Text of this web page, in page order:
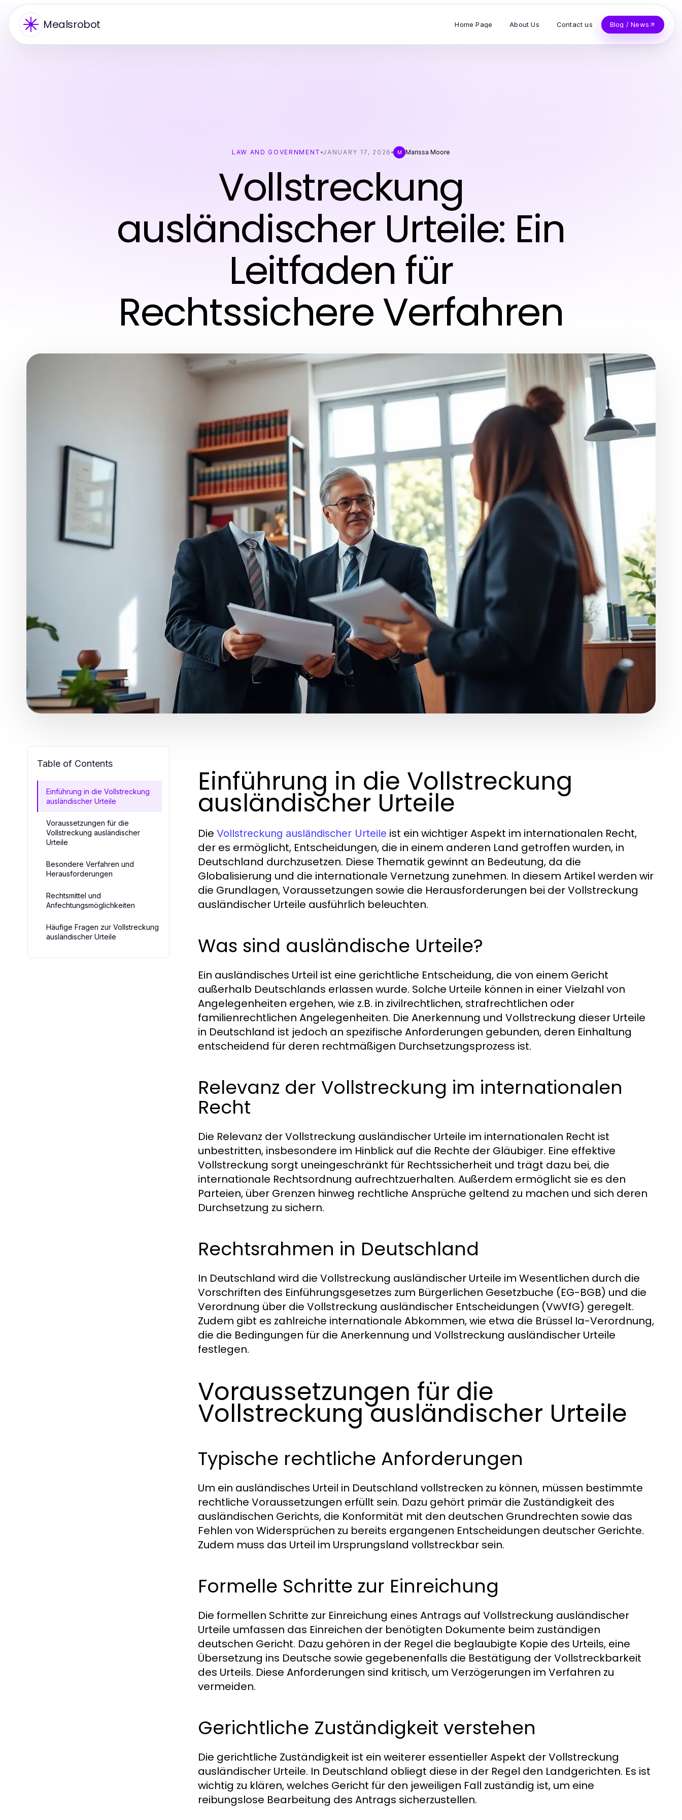
Mealsrobot Home Page About Us Contact us Blog / News
LAW AND GOVERNMENT JANUARY 17, 2026 M Marissa Moore
Vollstreckung
ausländischer Urteile: Ein
Leitfaden für
Rechtssichere Verfahren
Table of Contents
Einführung in die Vollstreckung
ausländischer Urteile
Voraussetzungen für die
Vollstreckung ausländischer
Urteile
Besondere Verfahren und
Herausforderungen
Rechtsmittel und
Anfechtungsmöglichkeiten
Häufige Fragen zur Vollstreckung
ausländischer Urteile
Einführung in die Vollstreckung
ausländischer Urteile
Die Vollstreckung ausländischer Urteile ist ein wichtiger Aspekt im internationalen Recht,
der es ermöglicht, Entscheidungen, die in einem anderen Land getroffen wurden, in
Deutschland durchzusetzen. Diese Thematik gewinnt an Bedeutung, da die
Globalisierung und die internationale Vernetzung zunehmen. In diesem Artikel werden wir
die Grundlagen, Voraussetzungen sowie die Herausforderungen bei der Vollstreckung
ausländischer Urteile ausführlich beleuchten.
Was sind ausländische Urteile?
Ein ausländisches Urteil ist eine gerichtliche Entscheidung, die von einem Gericht
außerhalb Deutschlands erlassen wurde. Solche Urteile können in einer Vielzahl von
Angelegenheiten ergehen, wie z.B. in zivilrechtlichen, strafrechtlichen oder
familienrechtlichen Angelegenheiten. Die Anerkennung und Vollstreckung dieser Urteile
in Deutschland ist jedoch an spezifische Anforderungen gebunden, deren Einhaltung
entscheidend für deren rechtmäßigen Durchsetzungsprozess ist.
Relevanz der Vollstreckung im internationalen
Recht
Die Relevanz der Vollstreckung ausländischer Urteile im internationalen Recht ist
unbestritten, insbesondere im Hinblick auf die Rechte der Gläubiger. Eine effektive
Vollstreckung sorgt uneingeschränkt für Rechtssicherheit und trägt dazu bei, die
internationale Rechtsordnung aufrechtzuerhalten. Außerdem ermöglicht sie es den
Parteien, über Grenzen hinweg rechtliche Ansprüche geltend zu machen und sich deren
Durchsetzung zu sichern.
Rechtsrahmen in Deutschland
In Deutschland wird die Vollstreckung ausländischer Urteile im Wesentlichen durch die
Vorschriften des Einführungsgesetzes zum Bürgerlichen Gesetzbuche (EG-BGB) und die
Verordnung über die Vollstreckung ausländischer Entscheidungen (VwVfG) geregelt.
Zudem gibt es zahlreiche internationale Abkommen, wie etwa die Brüssel Ia-Verordnung,
die die Bedingungen für die Anerkennung und Vollstreckung ausländischer Urteile
festlegen.
Voraussetzungen für die
Vollstreckung ausländischer Urteile
Typische rechtliche Anforderungen
Um ein ausländisches Urteil in Deutschland vollstrecken zu können, müssen bestimmte
rechtliche Voraussetzungen erfüllt sein. Dazu gehört primär die Zuständigkeit des
ausländischen Gerichts, die Konformität mit den deutschen Grundrechten sowie das
Fehlen von Widersprüchen zu bereits ergangenen Entscheidungen deutscher Gerichte.
Zudem muss das Urteil im Ursprungsland vollstreckbar sein.
Formelle Schritte zur Einreichung
Die formellen Schritte zur Einreichung eines Antrags auf Vollstreckung ausländischer
Urteile umfassen das Einreichen der benötigten Dokumente beim zuständigen
deutschen Gericht. Dazu gehören in der Regel die beglaubigte Kopie des Urteils, eine
Übersetzung ins Deutsche sowie gegebenenfalls die Bestätigung der Vollstreckbarkeit
des Urteils. Diese Anforderungen sind kritisch, um Verzögerungen im Verfahren zu
vermeiden.
Gerichtliche Zuständigkeit verstehen
Die gerichtliche Zuständigkeit ist ein weiterer essentieller Aspekt der Vollstreckung
ausländischer Urteile. In Deutschland obliegt diese in der Regel den Landgerichten. Es ist
wichtig zu klären, welches Gericht für den jeweiligen Fall zuständig ist, um eine
reibungslose Bearbeitung des Antrags sicherzustellen.